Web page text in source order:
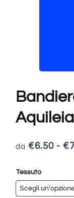
Aquileia
€6.50 - €
Tessuto